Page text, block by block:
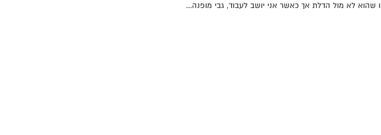
לא מול הדלת אך כאשר אני יושב לעבוד, גבי מופנה...